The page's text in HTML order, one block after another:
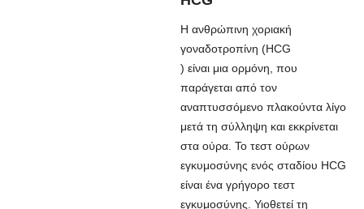
Η ανθρώπινη χοριακή
γοναδοτροπίνη (HCG
) είναι μια ορμόνη, που
παράγεται από τον
αναπτυσσόμενο πλακούντα λίγο
μετά τη σύλληψη και εκκρίνεται
στα ούρα. Το τεστ ούρων
εγκυμοσύνης ενός σταδίου HCG
είναι ένα γρήγορο τεστ
εγκυμοσύνης. Υιοθετεί τη